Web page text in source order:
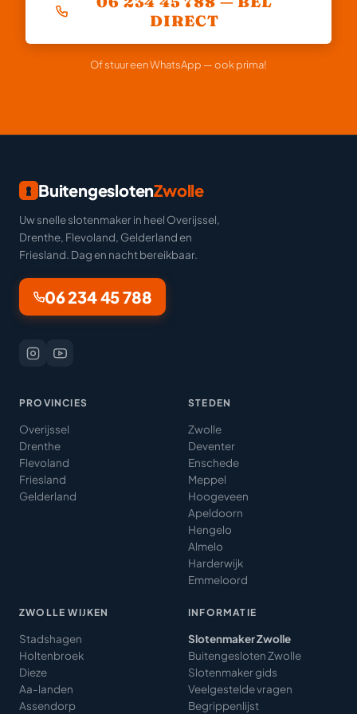
DIRECT
Of stuur een WhatsApp — ook prima!
BuitengeslotenZwolle
Uw snelle slotenmaker in heel Overijssel,
Drenthe, Flevoland, Gelderland en
Friesland. Dag en nacht bereikbaar.
06 234 45 788
PROVINCIES
Overijssel
Drenthe
Flevoland
Friesland
Gelderland
STEDEN
Zwolle
Deventer
Enschede
Meppel
Hoogeveen
Apeldoorn
Hengelo
Almelo
Harderwijk
Emmeloord
ZWOLLE WIJKEN
Stadshagen
Holtenbroek
Dieze
Aa-landen
Assendorp
INFORMATIE
Slotenmaker Zwolle
Buitengesloten Zwolle
Slotenmaker gids
Veelgestelde vragen
Begrippenlijst